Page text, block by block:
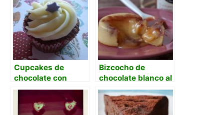
Cupcakes de
chocolate con
frosting de
chocolate blanco
Bizcocho de
chocolate blanco al
corazon fondido de
caramelo de
mantequilla salada